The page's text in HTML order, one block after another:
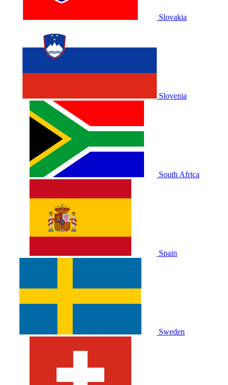
Slovakia
Slovenia
South Africa
Spain
Sweden